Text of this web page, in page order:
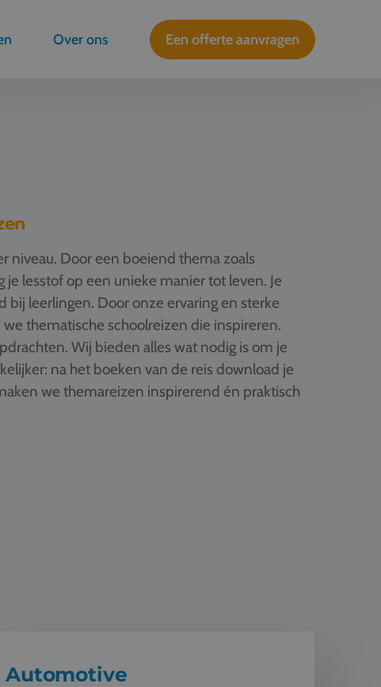
Over ons Een offerte aanvragen
niveau. Door een boeiend thema zoals
lesstof op een unieke manier tot leven. Je
leerlingen. Door onze ervaring en sterke
thematische schoolreizen die inspireren.
Wij bieden alles wat nodig is om je
na het boeken van de reis download je
we themareizen inspirerend én praktisch
Automotive